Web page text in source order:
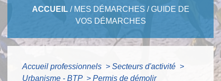
ACCUEIL/ MES DÉMARCHES /GUIDE DE
VOS DÉMARCHES
Accueil professionnels > Secteurs d'activité >
Urbanisme - BTP > Permis de démolir